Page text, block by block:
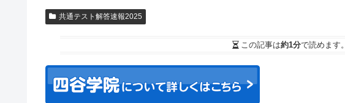
共通テスト解答速報2025
この記事は約1分で読めます。